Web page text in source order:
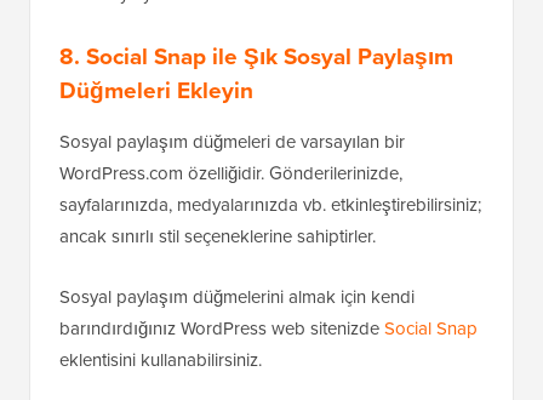
8. Social Snap ile Şık Sosyal Paylaşım
Düğmeleri Ekleyin
Sosyal paylaşım düğmeleri de varsayılan bir
WordPress.com özelliğidir. Gönderilerinizde,
sayfalarınızda, medyalarınızda vb. etkinleştirebilirsiniz;
ancak sınırlı stil seçeneklerine sahiptirler.
Sosyal paylaşım düğmelerini almak için kendi
barındırdığınız WordPress web sitenizdeSocial Snap
eklentisini kullanabilirsiniz.